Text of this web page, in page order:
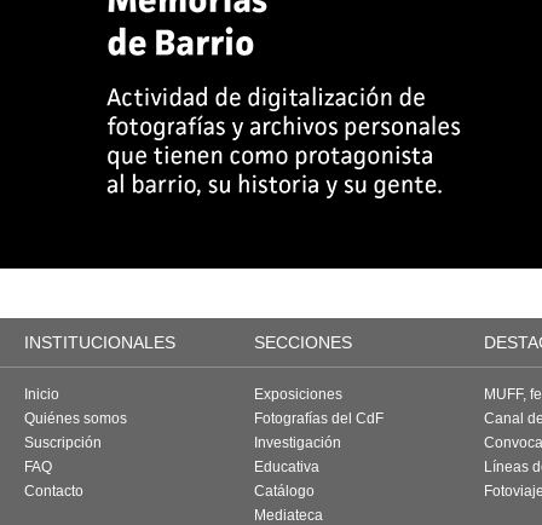
INSTITUCIONALES SECCIONES
Inicio
Quiénes somos
Suscripción
FAQ
Contacto
Exposiciones
Fotografías del CdF
Investigación
Educativa
Catálogo
Mediateca
MUFF,
Canal
Líneas